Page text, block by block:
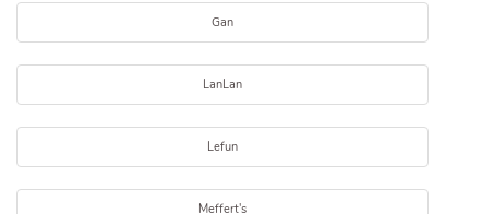
Gan
LanLan
Lefun
Meffert's